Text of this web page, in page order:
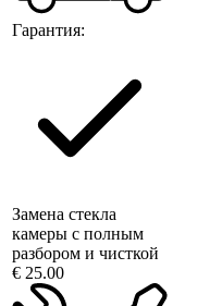
Гарантия:
Замена стекла
камеры с полным
разбором и чисткой
€ 25.00